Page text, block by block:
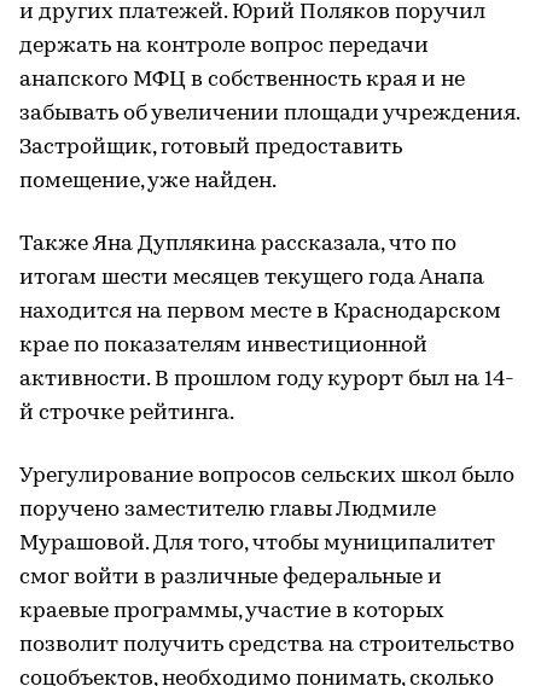
и других платежей. Юрий Поляков поручил
держать на контроле вопрос передачи
анапского МФЦ в собственность края и не
забывать об увеличении площади учреждения.
Застройщик, готовый предоставить
помещение, уже найден.
Также Яна Дуплякина рассказала, что по
итогам шести месяцев текущего года Анапа
находится на первом месте в Краснодарском
крае по показателям инвестиционной
активности. В прошлом году курорт был на 14-
й строчке рейтинга.
Урегулирование вопросов сельских школ было
поручено заместителю главы Людмиле
Мурашовой. Для того, чтобы муниципалитет
смог войти в различные федеральные и
краевые программы, участие в которых
позволит получить средства на строительство
соцобъектов, необходимо понимать, сколько